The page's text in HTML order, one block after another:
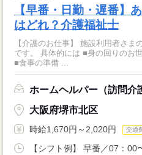
【早番・日勤・遅番】
はどれ？介護福祉士
【介護のお仕事】 施設利用者さ
です。 具体的には ■身の回りのお世話 ■レクリエーションの見守り
■食事の準備 ...
ホームヘルパー（訪問介
大阪府堺市北区
時給1,670円～2,020円 交通
【シフト例】 早番／07：